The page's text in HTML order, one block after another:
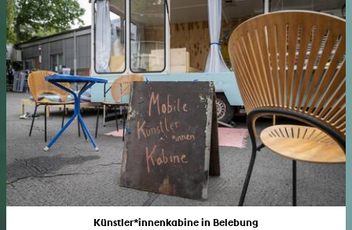
Künstler*innenkabine in Belebung